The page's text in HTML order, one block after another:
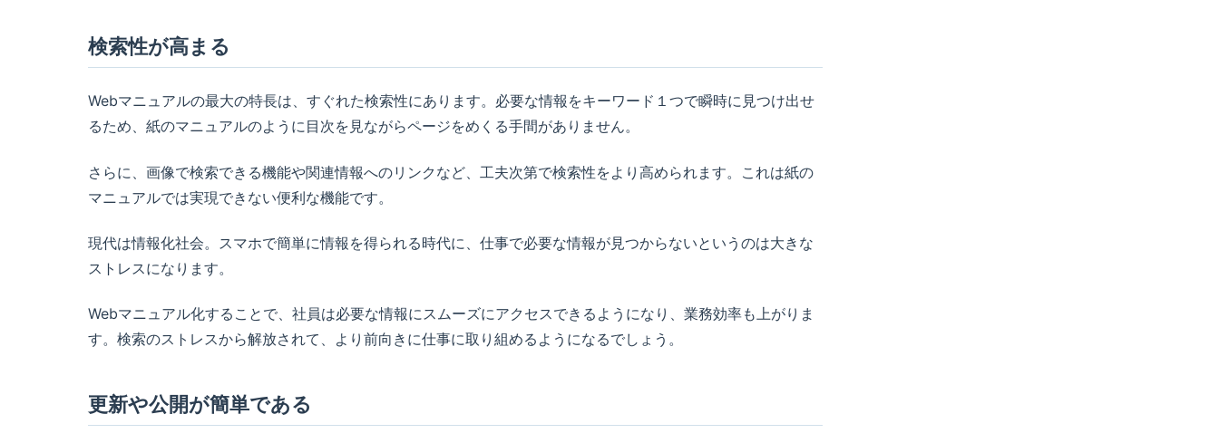
検索性が高まる
Webマニュアルの最大の特長は、すぐれた検索性にあります。必要な情報をキーワード１つで瞬時に見つけ出せ
るため、紙のマニュアルのように目次を見ながらページをめくる手間がありません。
さらに、画像で検索できる機能や関連情報へのリンクなど、工夫次第で検索性をより高められます。これは紙の
マニュアルでは実現できない便利な機能です。
現代は情報化社会。スマホで簡単に情報を得られる時代に、仕事で必要な情報が見つからないというのは大きな
ストレスになります。
Webマニュアル化することで、社員は必要な情報にスムーズにアクセスできるようになり、業務効率も上がりま
す。検索のストレスから解放されて、より前向きに仕事に取り組めるようになるでしょう。
更新や公開が簡単である